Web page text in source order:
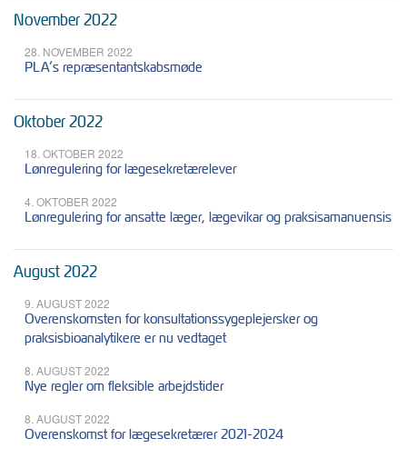
November 2022
28. NOVEMBER 2022
PLA’s repræsentantskabsmøde
Oktober 2022
18. OKTOBER 2022
Lønregulering for lægesekretærelever
4. OKTOBER 2022
Lønregulering for ansatte læger, lægevikar og praksisamanuensis
August 2022
9. AUGUST 2022
Overenskomsten for konsultationssygeplejersker og
praksisbioanalytikere er nu vedtaget
8. AUGUST 2022
Nye regler om fleksible arbejdstider
8. AUGUST 2022
Overenskomst for lægesekretærer 2021-2024